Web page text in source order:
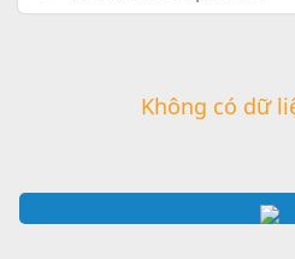
Không có dữ